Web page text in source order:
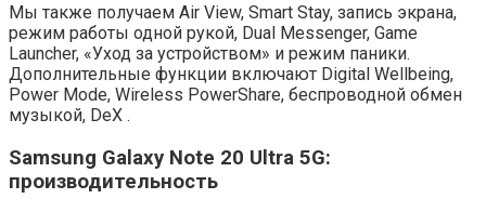
Мы также получаем Air View, Smart Stay, запись экрана,
режим работы одной рукой, Dual Messenger, Game
Launcher, «Уход за устройством» и режим паники.
Дополнительные функции включают Digital Wellbeing,
Power Mode, Wireless PowerShare, беспроводной обмен
музыкой, DeX .
Samsung Galaxy Note 20 Ultra 5G:
производительность